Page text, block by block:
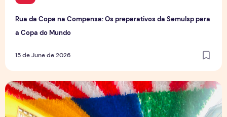
Rua da Copa na Compensa: Os preparativos da Semulsp para
a Copa do Mundo
15 de June de 2026
O povo brasileiro e o futebol: identidade, paixão e